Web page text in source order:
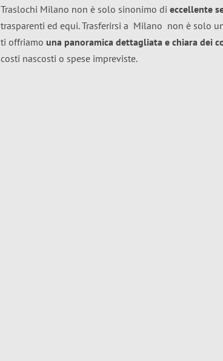
Traslochi Milano non è solo sinonimo di eccellente
trasparenti ed equi. Trasferirsi a Milano non è solo
ti offriamo una panoramica dettagliata e chiara dei
costi nascosti o spese impreviste.